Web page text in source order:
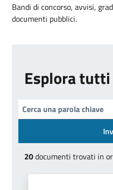
Bandi di concorso, avvisi,
documenti pubblici.
Esplora
20documenti trovati in